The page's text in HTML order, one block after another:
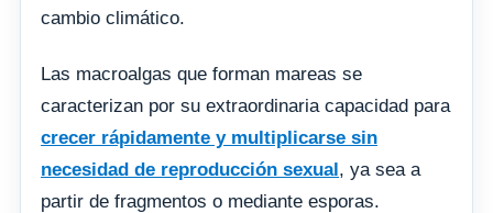
cambio climático.
Las macroalgas que forman mareas se
caracterizan por su extraordinaria capacidad para
crecer rápidamente y multiplicarse sin
necesidad de reproducción sexual, ya sea a
partir de fragmentos o mediante esporas.